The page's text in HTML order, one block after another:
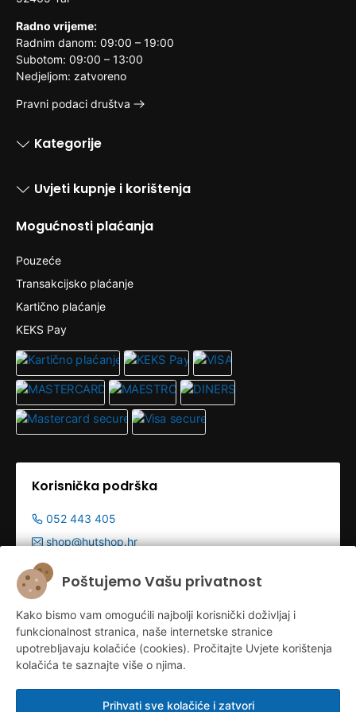
Poštujemo Vašu privatnost
Kako bismo vam omogućili najbolji korisnički doživljaj i
funkcionalnost stranica, naše internetske stranice
upotrebljavaju kolačiće (cookies). Pročitajte Uvjete korištenja
kolačića te saznajte više o njima.
Prihvati sve kolačiće i zatvori
Radno vrijeme:
Radnim danom: 09:00 – 19:00
Subotom: 09:00 – 13:00
Nedjeljom: zatvoreno
Pravni podaci društva
Kategorije
Uvjeti kupnje i korištenja
Mogućnosti plaćanja
Pouzeće
Transakcijsko plaćanje
Kartično plaćanje
KEKS Pay
Korisnička podrška
052 443 405
shop@hutshop.hr
Radno vrijeme:
Pon - Pet 9:00-19:00h
Sub 9:00-13:00